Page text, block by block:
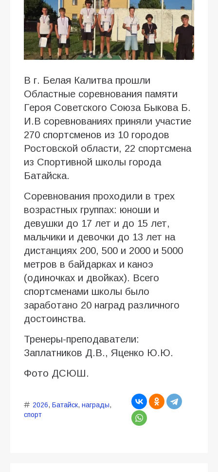
В г. Белая Калитва прошли
Областные соревнования памяти
Героя Советского Союза Быкова Б.
И.В соревнованиях приняли участие
270 спортсменов из 10 городов
Ростовской области, 22 спортсмена
из Спортивной школы города
Батайска.
Соревнования проходили в трех
возрастных группах: юноши и
девушки до 17 лет и до 15 лет,
мальчики и девочки до 13 лет на
дистанциях 200, 500 и 2000 и 5000
метров в байдарках и каноэ
(одиночках и двойках). Всего
спортсменами школы было
заработано 20 наград различного
достоинства.
Тренеры-преподаватели:
Заплатников Д.В., Яценко Ю.Ю.
Фото ДСЮШ.
2026, Батайск, награды,
спорт